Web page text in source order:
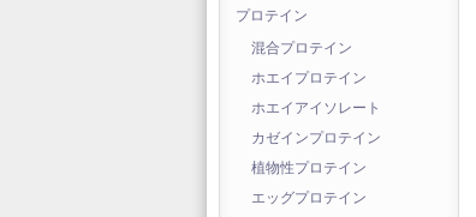
プロテイン
混合プロテイン
ホエイプロテイン
ホエイアイソレート
カゼインプロテイン
植物性プロテイン
エッグプロテイン